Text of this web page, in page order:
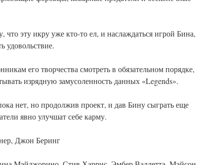
что эту икру уже кто-то ел, и наслаждаться игрой Бина,
удовольствие.
его творчества смотреть в обязательном порядке,
изрядную замусоленность данных «Legends».
нет, но продолжив проект, и дав Бину сыграть еще
явно улучшат себе карму.
Джон Беринг